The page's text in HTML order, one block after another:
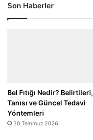
Son Haberler
Bel Fıtığı Nedir? Belirtileri,
Tanısı ve Güncel Tedavi
Yöntemleri
30 Temmuz 2026